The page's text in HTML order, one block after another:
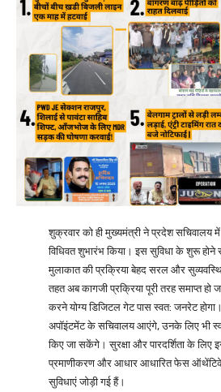
शुक्रवार को ही मुख्यमंत्री ने प्रदेश सचिवालय
विधिवत शुभारंभ किया। इस सुविधा के शुरू
मुलाकात की प्रक्रिया बेहद सरल और
तहत अब कागजी प्रक्रिया पूरी तरह समाप्त
करने योग्य डिजिटल गेट पास स्वत: जनरेट होगा।
अपॉइंटमेंट के सचिवालय आएंगे, उनके लिए भी
किए जा सकेंगे। सुरक्षा और पारदर्शिता के लिए
प्रमाणीकरण और आधार आधारित फेस
सुविधाएं जोड़ी गई हैं।